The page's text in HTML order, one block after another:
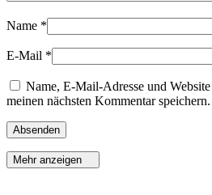
Name *
E-Mail *
Name, E-Mail-Adresse und
meinen nächsten Kommentar speichern.
Mehr anzeigen